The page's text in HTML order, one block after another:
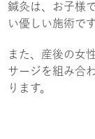
鍼灸は、お子様
い優しい施術です
また、産後の女
サージを組み合
ります。